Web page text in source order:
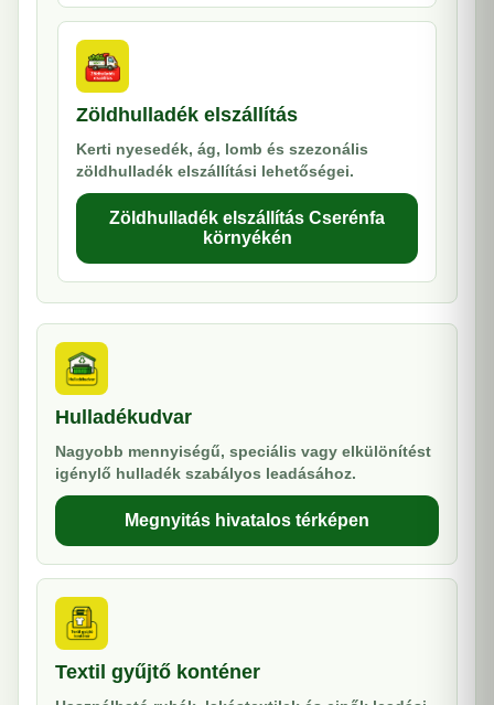
Zöldhulladék elszállítás
Kerti nyesedék, ág, lomb és szezonális
zöldhulladék elszállítási lehetőségei.
Zöldhulladék elszállítás Cserénfa
környékén
Hulladékudvar
Nagyobb mennyiségű, speciális vagy elkülönítést
igénylő hulladék szabályos leadásához.
Megnyitás hivatalos térképen
Textil gyűjtő konténer